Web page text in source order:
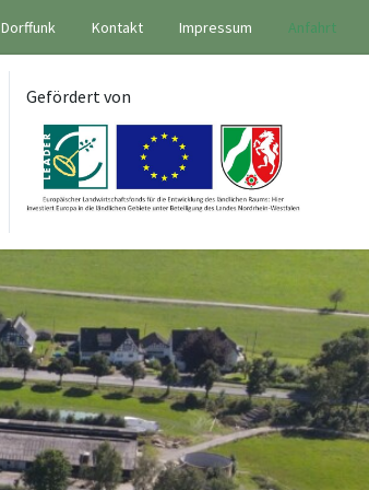
Dorffunk Kontakt Impressum Anfahrt
Gefördert von